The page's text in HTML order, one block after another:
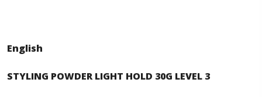
English
STYLING POWDER LIGHT HOLD 30G LEVEL 3